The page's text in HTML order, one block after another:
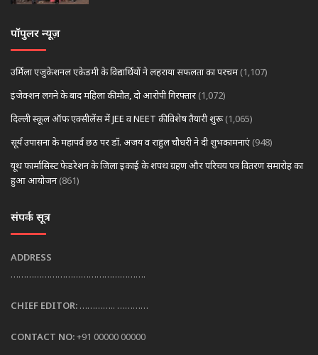
पॉपुलर न्यूज़
उर्मिला एजुकेशनल एकेडमी के विद्यार्थियों ने लहराया सफलता का परचम (1,107)
इंजेक्शन लगने के बाद महिला की मौत, दो आरोपी गिरफ्तार (1,072)
दिल्ली स्कूल ऑफ एक्सीलेंस में JEE व NEET की विशेष तैयारी शुरू (1,065)
सूर्य उपासना के महापर्व छठ पर डॉ. अजय व राहुल चौधरी ने दी शुभकामनाएं (948)
यूथ फार्मासिस्ट फेडरेशन के जिला इकाई के शपथ ग्रहण और परिचय पत्र वितरण समारोह का
हुआ आयोजन (861)
संपर्क सूत्र
ADDRESS
…………………………………………….
CHIEF EDITOR: ………….. …………
CONTACT NO:+91 00000 00000